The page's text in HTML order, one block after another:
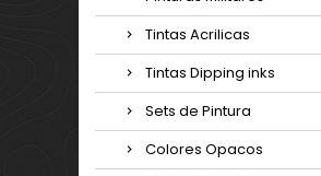
Tintas Acrilicas
Tintas Dipping inks
Sets de Pintura
Colores Opacos